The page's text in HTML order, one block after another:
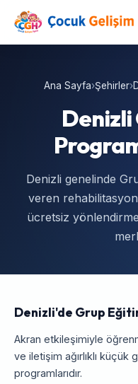
Ana Sayfa›Şehirler›
Denizli
Denizli genelinde
veren
ücretsiz
Denizli'de Grup
Akran etkileşimiyle
ve iletişim ağırlıklı küçük
programlarıdır.